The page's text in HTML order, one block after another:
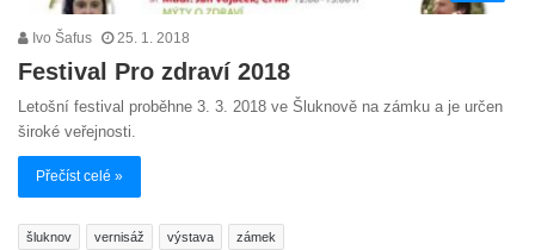
Ivo Šafus 25. 1. 2018
Festival Pro zdraví 2018
Letošní festival proběhne 3. 3. 2018 ve Šluknově na zámku a je určen
široké veřejnosti.
Přečíst celé »
šluknov vernisáž výstava zámek